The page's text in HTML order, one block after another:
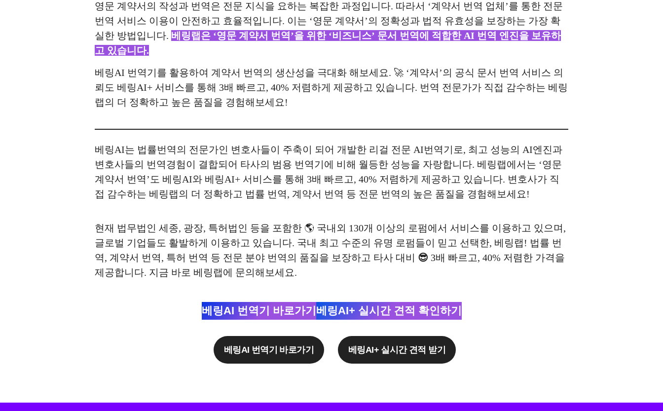
영문 계약서의 작성과 번역은 전문 지식을 요하는 복잡한 과정입니다. 따라서 ‘계약서 번역 업체’를 통한 전문
번역 서비스 이용이 안전하고 효율적입니다. 이는 ‘영문 계약서’의 정확성과 법적 유효성을 보장하는 가장 확
실한 방법입니다. 베링랩은 ‘영문 계약서 번역’을 위한 ‘비즈니스’ 문서 번역에 적합한 AI 번역 엔진을 보유하
고 있습니다.
베링AI 번역기를 활용하여 계약서 번역의 생산성을 극대화 해보세요. 🚀 ‘계약서’의 공식 문서 번역 서비스 의
뢰도 베링AI+ 서비스를 통해 3배 빠르고, 40% 저렴하게 제공하고 있습니다. 번역 전문가가 직접 감수하는 베링
랩의 더 정확하고 높은 품질을 경험해보세요!
베링AI는 법률번역의 전문가인 변호사들이 주축이 되어 개발한 리걸 전문 AI번역기로, 최고 성능의 AI엔진과
변호사들의 번역경험이 결합되어 타사의 범용 번역기에 비해 월등한 성능을 자랑합니다. 베링랩에서는 ‘영문
계약서 번역’도 베링AI와 베링AI+ 서비스를 통해 3배 빠르고, 40% 저렴하게 제공하고 있습니다. 변호사가 직
접 감수하는 베링랩의 더 정확하고 법률 번역, 계약서 번역 등 전문 번역의 높은 품질을 경험해보세요!
현재 법무법인 세종, 광장, 특허법인 등을 포함한 🌎 국내외 130개 이상의 로펌에서 서비스를 이용하고 있으며,
글로벌 기업들도 활발하게 이용하고 있습니다. 국내 최고 수준의 유명 로펌들이 믿고 선택한, 베링랩! 법률 번
역, 계약서 번역, 특허 번역 등 전문 분야 번역의 품질을 보장하고 타사 대비
😎 ​ 3배 빠르고, 40% 저렴한 가격을
제공합니다. 지금 바로 베링랩에 문의해보세요.
베링AI 번역기 바로가기 베링AI+ 실시간 견적 확인하기
베링AI 번역기 바로가기 베링AI+ 실시간 견적 받기